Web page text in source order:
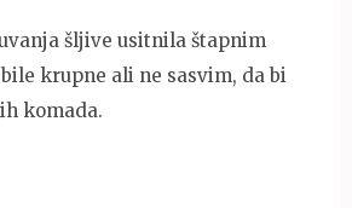
šljive usitnila štapnim
krupne ali ne sasvim, da bi
komada.